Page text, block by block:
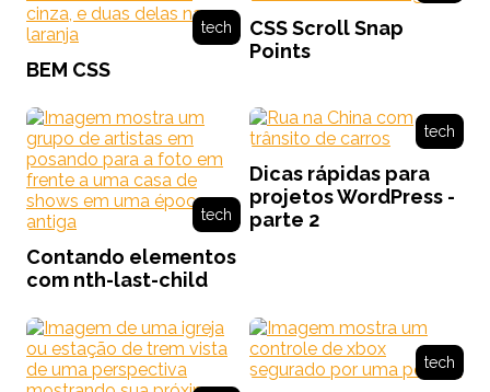
tech
BEM CSS
CSS Scroll Snap
Points
tech
Contando elementos
com nth-last-child
tech
Dicas rápidas para
projetos WordPress -
parte 2
tech